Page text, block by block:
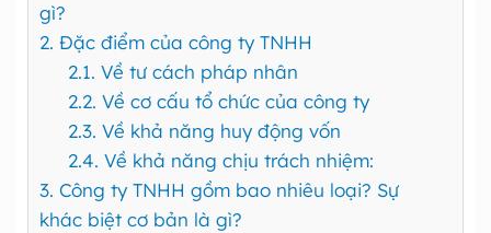
gì?
2. Đặc điểm của công ty TNHH
2.1. Về tư cách pháp nhân
2.2. Về cơ cấu tổ chức của công ty
2.3. Về khả năng huy động vốn
2.4. Về khả năng chịu trách nhiệm:
3. Công ty TNHH gồm bao nhiêu loại? Sự
khác biệt cơ bản là gì?